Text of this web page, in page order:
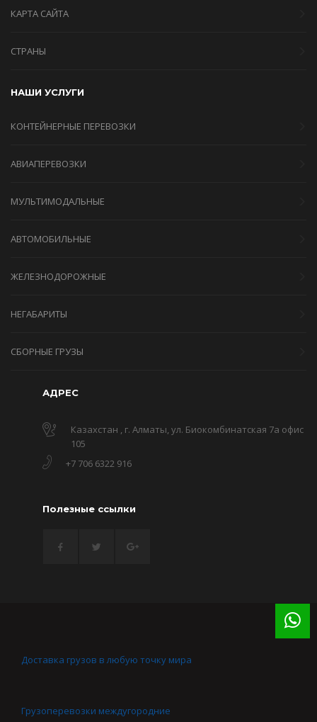
КАРТА САЙТА
СТРАНЫ
НАШИ УСЛУГИ
КОНТЕЙНЕРНЫЕ ПЕРЕВОЗКИ
АВИАПЕРЕВОЗКИ
МУЛЬТИМОДАЛЬНЫЕ
АВТОМОБИЛЬНЫЕ
ЖЕЛЕЗНОДОРОЖНЫЕ
НЕГАБАРИТЫ
СБОРНЫЕ ГРУЗЫ
АДРЕС
Казахстан , г. Алматы, ул. Биокомбинатская 7а офис
105
+7 706 6322 916
Полезные ссылки
Доставка грузов в любую точку мира
Грузоперевозки междугородние